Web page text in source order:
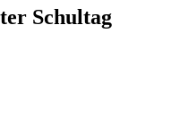
Schultag